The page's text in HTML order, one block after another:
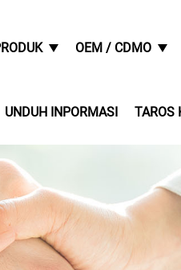
OEM / CDMO
UNDUH INPORMASI TAROS